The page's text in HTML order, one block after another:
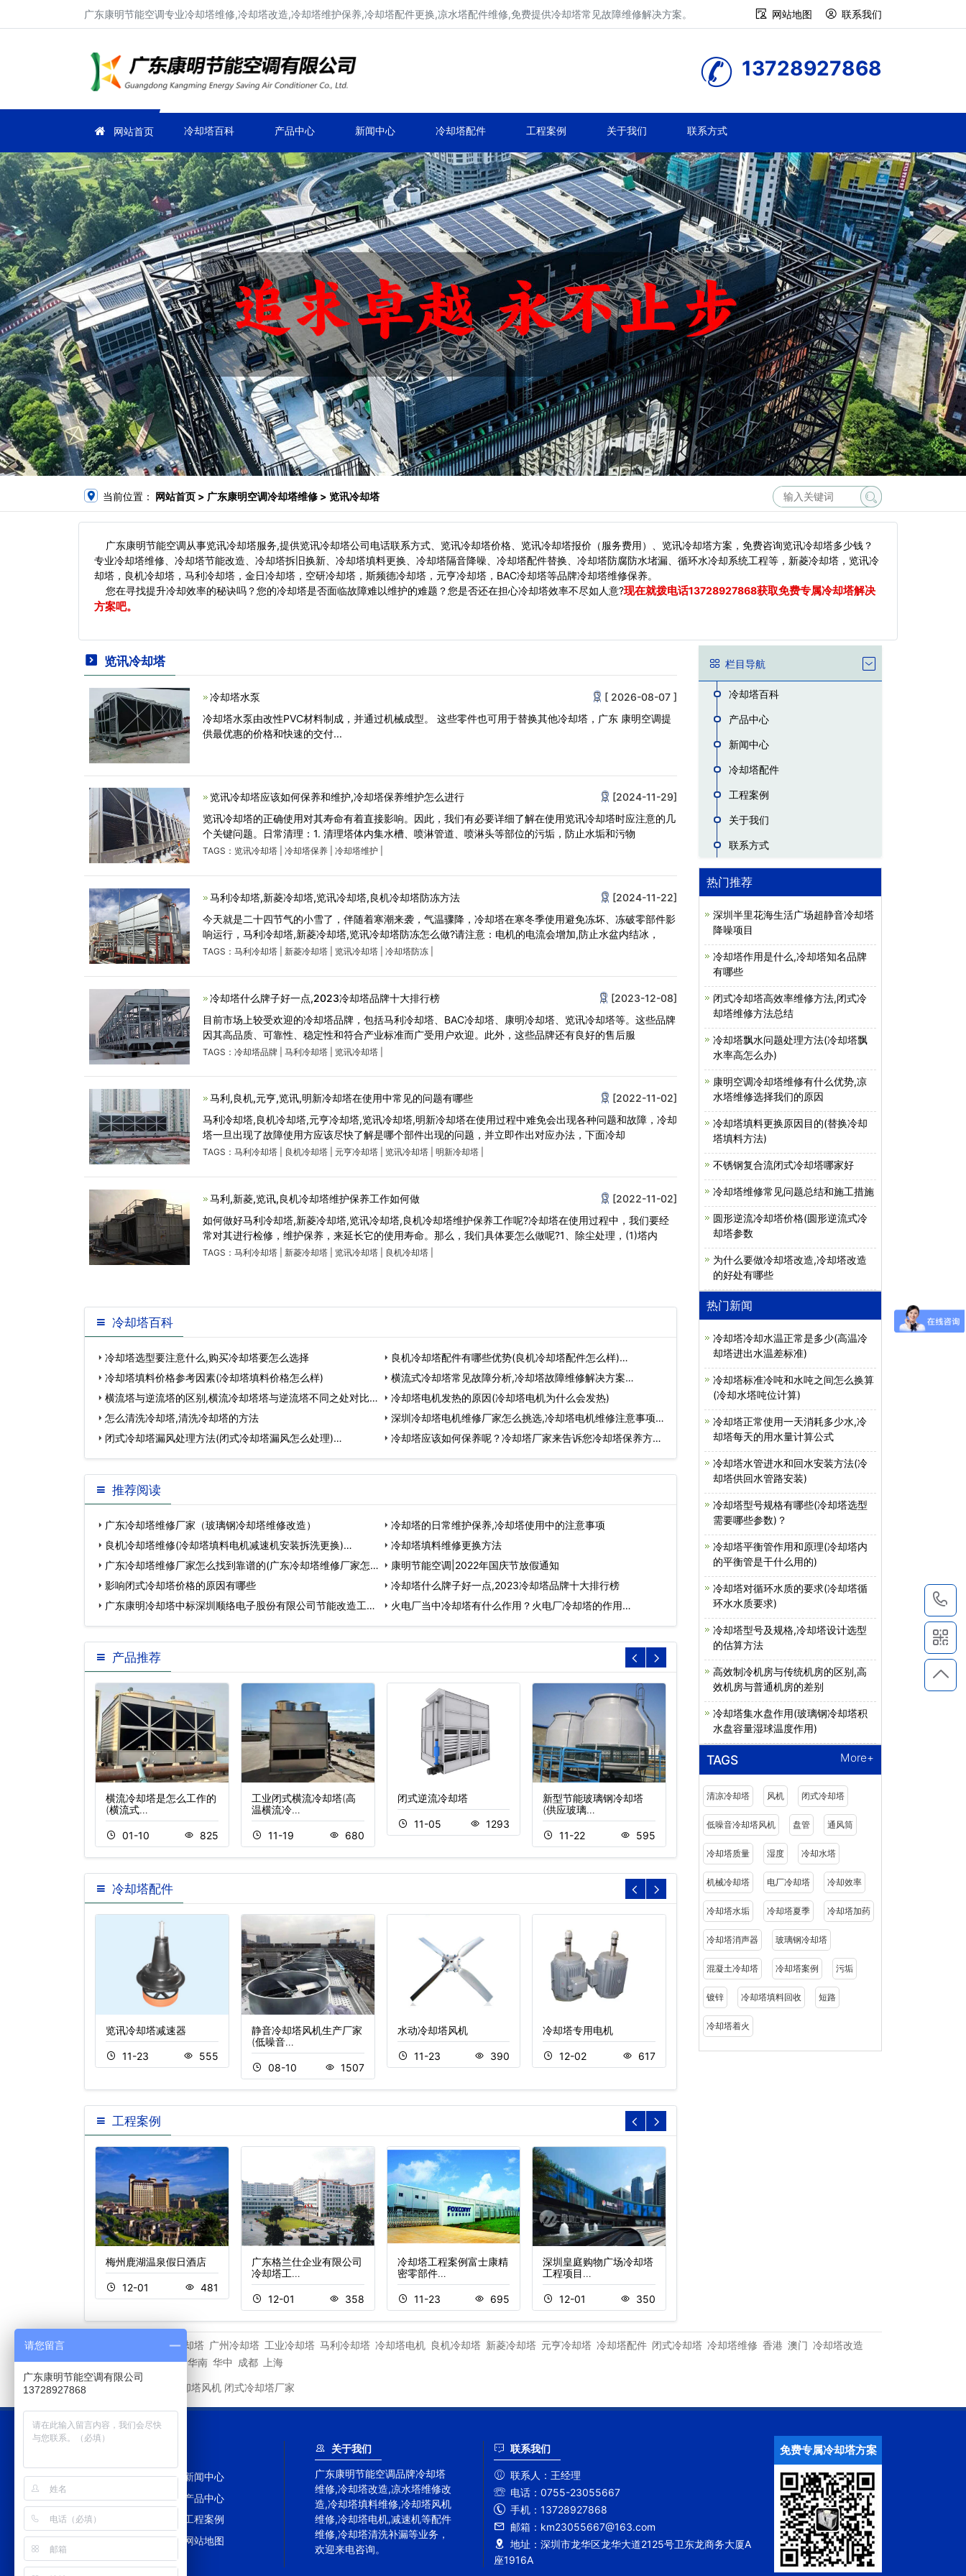
广东康明节能空调专业冷却塔维修,冷却塔改造,冷却塔维护保养,冷却塔配件更换,凉水塔配件维修,免费提供冷却塔常见故障维修解决方案。 网站地图 联系我们
13728927868
网站首页 冷却塔百科 产品中心 新闻中心 冷却塔配件 工程案例 关于我们 联系方式
当前位置： 网站首页 > 广东康明空调冷却塔维修 > 览讯冷却塔
广东康明节能空调从事览讯冷却塔服务,提供览讯冷却塔公司电话联系方式、览讯冷却塔价格、览讯冷却塔报价（服务费用）、览讯冷却塔方案，免费咨询览讯冷却塔多少钱？
专业冷却塔维修、冷却塔节能改造、冷却塔拆旧换新、冷却塔填料更换、冷却塔隔音降噪、冷却塔配件替换、冷却塔防腐防水堵漏、循环水冷却系统工程等，新菱冷却塔，览讯冷
却塔，良机冷却塔，马利冷却塔，金日冷却塔，空研冷却塔，斯频德冷却塔，元亨冷却塔，BAC冷却塔等品牌冷却塔维修保养。
您在寻找提升冷却效率的秘诀吗？您的冷却塔是否面临故障难以维护的难题？您是否还在担心冷却塔效率不尽如人意?现在就拨电话13728927868获取免费专属冷却塔解决
方案吧。
览讯冷却塔
冷却塔水泵
[ 2026-08-07 ]
冷却塔水泵由改性PVC材料制成，并通过机械成型。 这些零件也可用于替换其他冷却塔，广东 康明空调提
供最优惠的价格和快速的交付...
览讯冷却塔应该如何保养和维护,冷却塔保养维护怎么进行
[2024-11-29]
览讯冷却塔的正确使用对其寿命有着直接影响。因此，我们有必要详细了解在使用览讯冷却塔时应注意的几
个关键问题。日常清理：1. 清理塔体内集水槽、喷淋管道、喷淋头等部位的污垢，防止水垢和污物
TAGS： 览讯冷却塔 冷却塔保养 冷却塔维护
马利冷却塔,新菱冷却塔,览讯冷却塔,良机冷却塔防冻方法
[2024-11-22]
今天就是二十四节气的小雪了，伴随着寒潮来袭，气温骤降，冷却塔在寒冬季使用避免冻坏、冻破零部件影
响运行，马利冷却塔,新菱冷却塔,览讯冷却塔防冻怎么做?请注意：电机的电流会增加,防止水盆内结冰，
TAGS： 马利冷却塔 新菱冷却塔 览讯冷却塔 冷却塔防冻
冷却塔什么牌子好一点,2023冷却塔品牌十大排行榜
[2023-12-08]
目前市场上较受欢迎的冷却塔品牌，包括马利冷却塔、BAC冷却塔、康明冷却塔、览讯冷却塔等。这些品牌
因其高品质、可靠性、稳定性和符合产业标准而广受用户欢迎。此外，这些品牌还有良好的售后服
TAGS： 冷却塔品牌 马利冷却塔 览讯冷却塔
马利,良机,元亨,览讯,明新冷却塔在使用中常见的问题有哪些
[2022-11-02]
马利冷却塔,良机冷却塔,元亨冷却塔,览讯冷却塔,明新冷却塔在使用过程中难免会出现各种问题和故障，冷却
塔一旦出现了故障使用方应该尽快了解是哪个部件出现的问题，并立即作出对应办法，下面冷却
TAGS： 马利冷却塔 良机冷却塔 元亨冷却塔 览讯冷却塔 明新冷却塔
马利,新菱,览讯,良机冷却塔维护保养工作如何做
[2022-11-02]
如何做好马利冷却塔,新菱冷却塔,览讯冷却塔,良机冷却塔维护保养工作呢?冷却塔在使用过程中，我们要经
常对其进行检修，维护保养，来延长它的使用寿命。那么，我们具体要怎么做呢?1、除尘处理，(1)塔内
TAGS： 马利冷却塔 新菱冷却塔 览讯冷却塔 良机冷却塔
冷却塔百科
冷却塔选型要注意什么,购买冷却塔要怎么选择
良机冷却塔配件有哪些优势(良机冷却塔配件怎么样)…
冷却塔填料价格参考因素(冷却塔填料价格怎么样)
横流式冷却塔常见故障分析,冷却塔故障维修解决方案…
横流塔与逆流塔的区别,横流冷却塔塔与逆流塔不同之处对比…
冷却塔电机发热的原因(冷却塔电机为什么会发热)
怎么清洗冷却塔,清洗冷却塔的方法
深圳冷却塔电机维修厂家怎么挑选,冷却塔电机维修注意事项…
闭式冷却塔漏风处理方法(闭式冷却塔漏风怎么处理)…
冷却塔应该如何保养呢？冷却塔厂家来告诉您冷却塔保养方
法…
推荐阅读
广东冷却塔维修厂家（玻璃钢冷却塔维修改造）
冷却塔的日常维护保养,冷却塔使用中的注意事项
良机冷却塔维修(冷却塔填料电机减速机安装拆洗更换)…
冷却塔填料维修更换方法
广东冷却塔维修厂家怎么找到靠谱的(广东冷却塔维修厂家怎么
选)…
康明节能空调|2022年国庆节放假通知
影响闭式冷却塔价格的原因有哪些
冷却塔什么牌子好一点,2023冷却塔品牌十大排行榜
广东康明冷却塔中标深圳顺络电子股份有限公司节能改造工
程…
火电厂当中冷却塔有什么作用？火电厂冷却塔的作用…
产品推荐
横流冷却塔是怎么工作的
(横流式…
01-10 825
工业闭式横流冷却塔(高
温横流冷…
11-19 680
闭式逆流冷却塔
11-05 1293
新型节能玻璃钢冷却塔
(供应玻璃…
11-22 595
200吨不锈钢横流闭式冷
却塔…
11-22 1379
横流开放式冷却塔可选配
件(组合…
11-18
冷却塔配件
览讯冷却塔减速器
11-23 555
静音冷却塔风机生产厂家
(低噪音…
08-10 1507
水动冷却塔风机
11-23 390
冷却塔专用电机
12-02 617
冷却塔消声器厂家
工程案例
梅州鹿湖温泉假日酒店
12-01 481
广东格兰仕企业有限公司
冷却塔工…
12-01 358
冷却塔工程案例富士康精
密零部件…
11-23 695
深圳皇庭购物广场冷却塔
工程项目…
12-01 350
栏目导航
冷却塔百科
产品中心
新闻中心
冷却塔配件
工程案例
关于我们
联系方式
热门推荐
深圳半里花海生活广场超静音冷却塔
降噪项目
冷却塔作用是什么,冷却塔知名品牌
有哪些
闭式冷却塔高效率维修方法,闭式冷
却塔维修方法总结
冷却塔飘水问题处理方法(冷却塔飘
水率高怎么办)
康明空调冷却塔维修有什么优势,凉
水塔维修选择我们的原因
冷却塔填料更换原因目的(替换冷却
塔填料方法)
不锈钢复合流闭式冷却塔哪家好
冷却塔维修常见问题总结和施工措施
圆形逆流冷却塔价格(圆形逆流式冷
却塔参数
为什么要做冷却塔改造,冷却塔改造
的好处有哪些
热门新闻
冷却塔冷却水温正常是多少(高温冷
却塔进出水温差标准)
冷却塔标准冷吨和水吨之间怎么换算
(冷却水塔吨位计算)
冷却塔正常使用一天消耗多少水,冷
却塔每天的用水量计算公式
冷却塔水管进水和回水安装方法(冷
却塔供回水管路安装)
冷却塔型号规格有哪些(冷却塔选型
需要哪些参数)？
冷却塔平衡管作用和原理(冷却塔内
的平衡管是干什么用的)
冷却塔对循环水质的要求(冷却塔循
环水水质要求)
冷却塔型号及规格,冷却塔设计选型
的估算方法
高效制冷机房与传统机房的区别,高
效机房与普通机房的差别
冷却塔集水盘作用(玻璃钢冷却塔积
水盘容量湿球温度作用)
TAGS More+
清凉冷却塔 风机 闭式冷却塔
低噪音冷却塔风机 盘管 通风筒
冷却塔质量 湿度 冷却水塔
机械冷却塔 电厂冷却塔 冷却效率
冷却塔水垢 冷却塔夏季 冷却塔加药
冷却塔消声器 玻璃钢冷却塔
混凝土冷却塔 冷却塔案例 污垢
镀锌 冷却塔填料回收 短路
冷却塔着火
深圳冷却塔 广州冷却塔 工业冷却塔 马利冷却塔 冷却塔电机 良机冷却塔 新菱冷却塔 元亨冷却塔 冷却塔配件 闭式冷却塔 冷却塔维修 香港 澳门 冷却塔改造
重庆 深圳 华东 华北 华南 华中 成都 上海
新菱冷却塔风机 闭式冷却塔厂家
网站首页
新闻中心
冷却塔百科
产品中心
冷却塔配件
工程案例
冷却塔TAG
网站地图
关于我们
广东康明节能空调品牌冷却塔
维修,冷却塔改造,凉水塔维修改
造,冷却塔填料维修,冷却塔风机
维修,冷却塔电机,减速机等配件
维修,冷却塔清洗补漏等业务，
欢迎来电咨询。
联系我们
联系人： 王经理
电话： 0755-23055667
手机： 13728927868
邮箱： km23055667@163.com
地址： 深圳市龙华区龙华大道2125号卫东龙商务大厦A
座1916A
免费专属冷却塔方案
请您留言
广东康明节能空调有限公司
13728927868